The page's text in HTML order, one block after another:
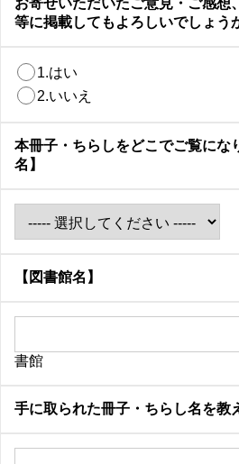
お寄せいただいたご意見・ご感想
等に掲載してもよろしいでしょう
1.はい
2.いいえ
本冊子・ちらしをどこでご覧にな
名】
【図書館名】
書館
手に取られた冊子・ちらし名を教